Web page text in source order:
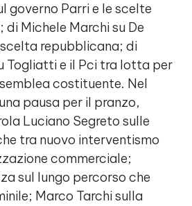
governo Parri e le scelte
Michele Marchi su De
repubblicana; di
Togliatti e il Pci tra lotta per
costituente. Nel
pausa per il pranzo,
Luciano Segreto sulle
tra nuovo interventismo
commerciale;
sul lungo percorso che
Marco Tarchi sulla